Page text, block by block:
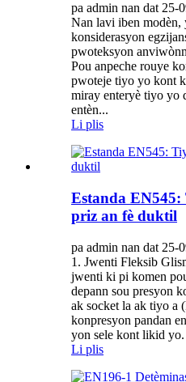
pa admin nan dat 25-
Nan lavi iben modèn,
konsiderasyon
pwoteksyon
Pou anpeche rouye
pwoteje tiyo yo kont
miray enteryè tiyo yo
entèn...
Li plis
Estanda
priz an fè duktil
pa admin nan dat 25-
1. Jwenti Fleksib
jwenti ki pi komen
depann sou presyon
ak socket la ak tiyo a
konpresyon pandan
yon sele kont likid yo.
Li plis